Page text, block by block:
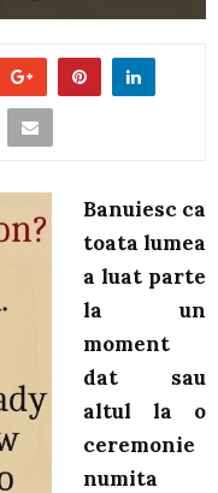
Banuiesc ca
toata lumea
a luat parte
la un
moment
dat sau
altul la o
ceremonie
numita